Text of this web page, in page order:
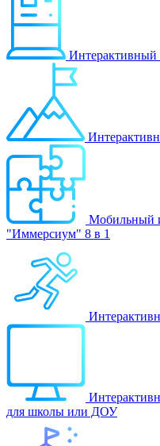
Интерактивный
Мобильный
"Иммерсиум" 8 в 1
для школы или ДОУ